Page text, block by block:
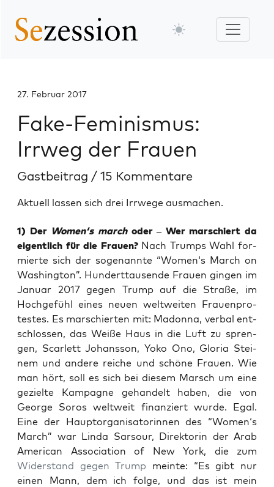
27. Februar 2017
Fake-Feminismus:
Irrweg der Frauen
Gastbeitrag / 15 Kommentare
Aktuell lassen sich drei Irrwege ausmachen.
1) Der Women‘s marchoder – Wer mar­schiert da
eigent­lich für die Frau­en?Nach Trumps Wahl for­
mier­te sich der soge­nann­te “Women‘s March on
Washing­ton”. Hun­dert­tau­sen­de Frau­en gin­gen im
Janu­ar 2017 gegen Trump auf die Stra­ße, im
Hoch­ge­fühl eines neu­en welt­wei­ten Frau­en­pro­
tes­tes. Es mar­schier­ten mit: Madon­na, ver­bal ent­
schlos­sen, das Wei­ße Haus in die Luft zu spren­
gen, Scar­lett Johans­son, Yoko Ono, Glo­ria Stei­
nem und ande­re rei­che und schö­ne Frau­en. Wie
man hört, soll es sich bei die­sem Marsch um eine
geziel­te Kam­pa­gne gehan­delt haben, die von
Geor­ge Sor­os welt­weit finan­ziert wur­de. Egal.
Eine der Haupt­or­ga­ni­sa­to­rin­nen des “Women‘s
March” war Lin­da Sar­sour, Direk­to­rin der Arab
Ame­ri­can Asso­cia­ti­on of New York, die zum
Wider­stand gegen Trump mein­te: “Es gibt nur
einen Mann, dem ich fol­ge, und das ist mein